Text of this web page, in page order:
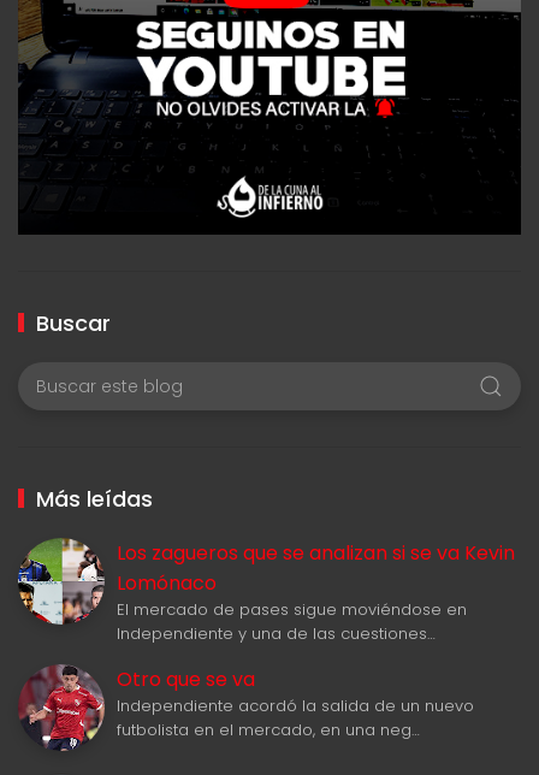
Buscar
Más leídas
Los zagueros que se analizan si se va Kevin
Lomónaco
El mercado de pases sigue moviéndose en
Independiente y una de las cuestiones…
Otro que se va
Independiente acordó la salida de un nuevo
futbolista en el mercado, en una neg…